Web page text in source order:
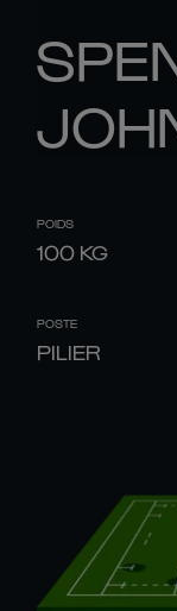
POIDS
100 KG
POSTE
PILIER